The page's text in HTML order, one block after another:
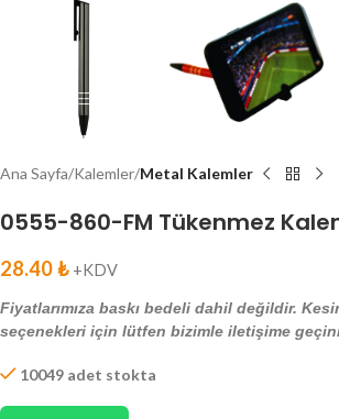
Ana Sayfa Kalemler Metal Kalemler
0555-860-FM Tükenmez
28.40₺ +KDV
Fiyatlarımıza baskı bedeli dahil değildir.
seçenekleri için lütfen bizimle iletişime
10049 adet stokta